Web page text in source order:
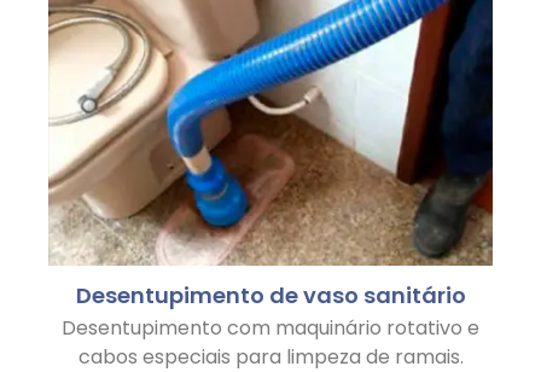
Desentupimento de vaso sanitário
Desentupimento com maquinário rotativo e
cabos especiais para limpeza de ramais.